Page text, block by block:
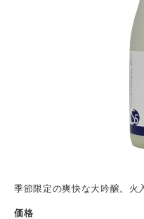
季節限定の爽快な大吟醸。火
価格